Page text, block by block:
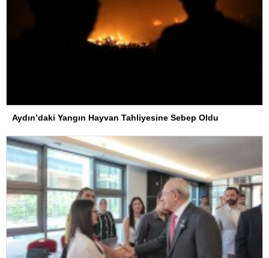
Aydın’daki Yangın Hayvan Tahliyesine Sebep Oldu